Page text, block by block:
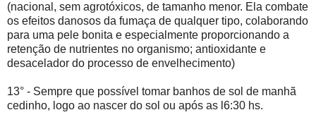
(nacional, sem agrotóxicos, de tamanho menor. Ela combate
os efeitos danosos da fumaça de qualquer tipo, colaborando
para uma pele bonita e especialmente proporcionando a
retenção de nutrientes no organismo; antioxidante e
desacelador do processo de envelhecimento)
13° - Sempre que possível tomar banhos de sol de manhã
cedinho, logo ao nascer do sol ou após as l6:30 hs.